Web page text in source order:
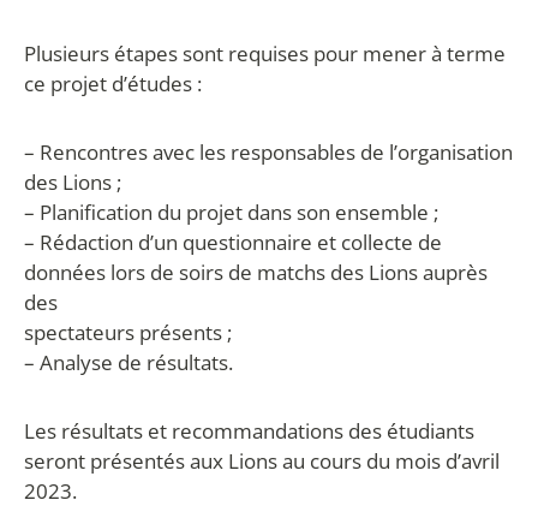
Plusieurs étapes sont requises pour mener à terme
ce projet d’études :
– Rencontres avec les responsables de l’organisation
des Lions ;
– Planification du projet dans son ensemble ;
– Rédaction d’un questionnaire et collecte de
données lors de soirs de matchs des Lions auprès
des
spectateurs présents ;
– Analyse de résultats.
Les résultats et recommandations des étudiants
seront présentés aux Lions au cours du mois d’avril
2023.